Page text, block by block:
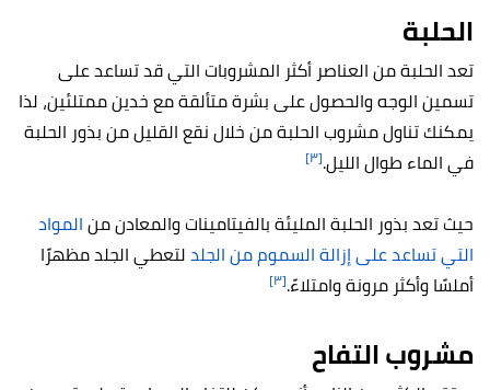
الحلبة
تعد الحلبة من العناصر أكثر المشروبات التي قد تساعد على
تسمين الوجه والحصول على بشرة متألقة مع خدين ممتلئين، لذا
يمكنك تناول مشروب الحلبة من خلال نقع القليل من بذور الحلبة
في الماء طوال الليل.[٣]
حيث تعد بذور الحلبة المليئة بالفيتامينات والمعادن منالمواد
التي تساعد على إزالة السموم من الجلدلتعطي الجلد مظهرًا
أملسًا وأكثر مرونة وامتلاءً.[٣]
مشروب التفاح